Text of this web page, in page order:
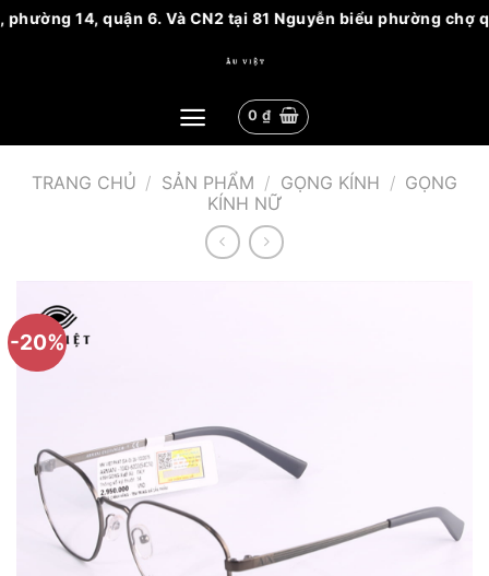
14, quận 6. Và CN2 tại 81 Nguyễn biểu phường chợ
0 ₫
TRANG CHỦ / SẢN PHẨM / GỌNG KÍNH / GỌNG
KÍNH NỮ
-20%